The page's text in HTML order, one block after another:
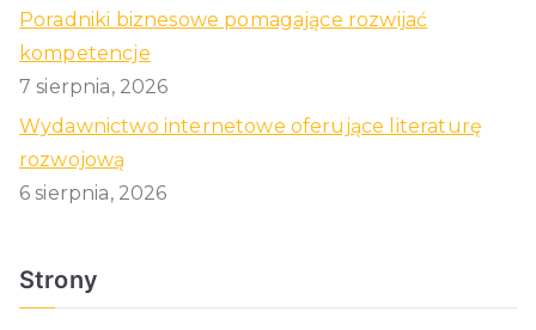
Poradniki biznesowe pomagające rozwijać
kompetencje
7 sierpnia, 2026
Wydawnictwo internetowe oferujące literaturę
rozwojową
6 sierpnia, 2026
Strony